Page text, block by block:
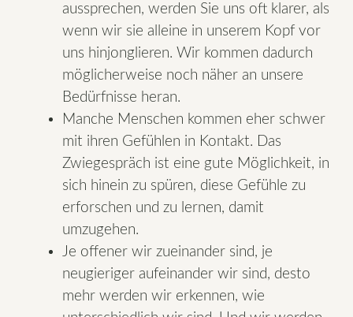
aussprechen, werden Sie uns oft klarer, als
wenn wir sie alleine in unserem Kopf vor
uns hinjonglieren. Wir kommen dadurch
möglicherweise noch näher an unsere
Bedürfnisse heran.
Manche Menschen kommen eher schwer
mit ihren Gefühlen in Kontakt. Das
Zwiegespräch ist eine gute Möglichkeit, in
sich hinein zu spüren, diese Gefühle zu
erforschen und zu lernen, damit
umzugehen.
Je offener wir zueinander sind, je
neugieriger aufeinander wir sind, desto
mehr werden wir erkennen, wie